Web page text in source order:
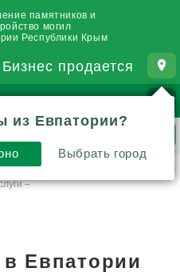
памятников и
могил
Республики Крым
Бизнес продается
ПОИСК
–
Евпатории
из Евпатории?
Выбрать город